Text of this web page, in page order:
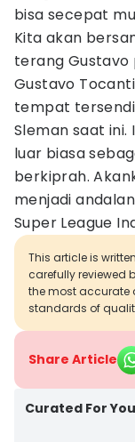
bisa secepat
Kita akan
terang Gustavo
Gustavo
tempat
Sleman saat
luar biasa
berkiprah.
menjadi
Super League
This article is
carefully reviewed
the most accurate
standards of
Share Article
Curated For You